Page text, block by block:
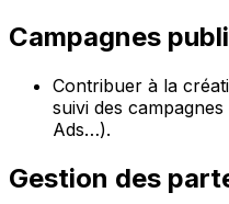
Campagnes
Contribuer à la
suivi des
Ads…).
Gestion des